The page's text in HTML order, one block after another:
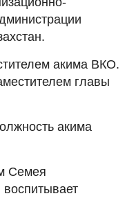
акима ВКО.
главы
акима
Семея